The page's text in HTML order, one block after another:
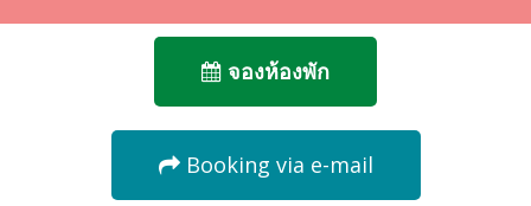
จองห้องพัก
Booking via e-mail